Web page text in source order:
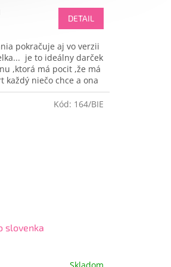
DETAIL
pokračuje aj vo verzii
je to ideálny darček
,ktorá má pocit ,že má
každý niečo chce a ona
slovenka
Kód: 164/BIE